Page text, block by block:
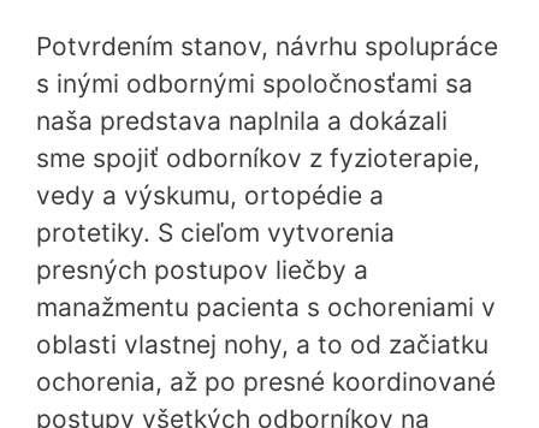
Potvrdením stanov, návrhu spolupráce
s inými odbornými spoločnosťami sa
naša predstava naplnila a dokázali
sme spojiť odborníkov z fyzioterapie,
vedy a výskumu, ortopédie a
protetiky. S cieľom vytvorenia
presných postupov liečby a
manažmentu pacienta s ochoreniami v
oblasti vlastnej nohy, a to od začiatku
ochorenia, až po presné koordinované
postupy všetkých odborníkov na